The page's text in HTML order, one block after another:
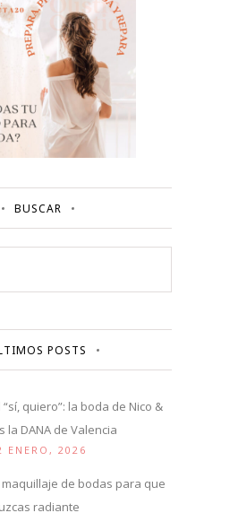
BUSCAR
POSTS
quiero”: la boda de Nico &
la DANA de Valencia
ENERO, 2026
de bodas para que
radiante